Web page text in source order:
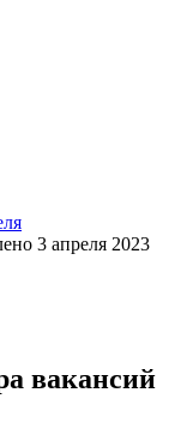
3 апреля 2023
вакансий